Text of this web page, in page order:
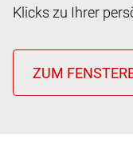
Klicks zu Ihrer